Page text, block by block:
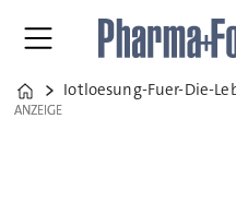
Home
Iotloesung-Fuer-Die-
ANZEIGE
ANZEIGE